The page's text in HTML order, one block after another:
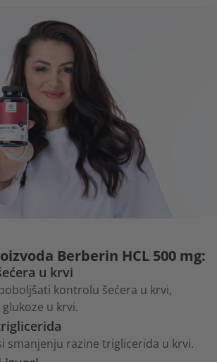
Berberin HCL 500 mg:
u krvi
kontrolu šećera u krvi,
u krvi.
smanjenju razine triglicerida u krvi.